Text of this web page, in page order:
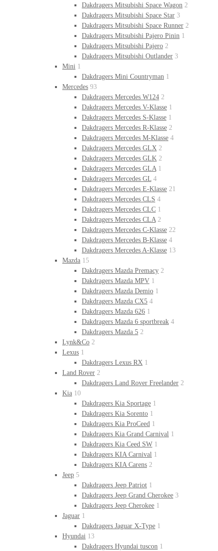
Dakdragers Mitsubishi Space Wagon 2
Dakdragers Mitsubishi Space Star 3
Dakdragers Mitsubishi Space Runner 2
Dakdragers Mitsubishi Pajero Pinin 1
Dakdragers Mitsubishi Pajero 2
Dakdragers Mitsubishi Outlander 3
Mini 1
Dakdragers Mini Countryman 1
Mercedes 93
Dakdragers Mercedes W124 2
Dakdragers Mercedes V-Klasse 1
Dakdragers Mercedes S-Klasse 1
Dakdragers Mercedes R-Klasse 2
Dakdragers Mercedes M-Klasse 4
Dakdragers Mercedes GLX 2
Dakdragers Mercedes GLK 2
Dakdragers Mercedes GLA 1
Dakdragers Mercedes GL 4
Dakdragers Mercedes E-Klasse 21
Dakdragers Mercedes CLS 4
Dakdragers Mercedes CLC 1
Dakdragers Mercedes CLA 2
Dakdragers Mercedes C-Klasse 22
Dakdragers Mercedes B-Klasse 4
Dakdragers Mercedes A-Klasse 13
Mazda 15
Dakdragers Mazda Premacy 2
Dakdragers Mazda MPV 1
Dakdragers Mazda Demio 1
Dakdragers Mazda CX5 4
Dakdragers Mazda 626 1
Dakdragers Mazda 6 sportbreak 4
Dakdragers Mazda 5 2
Lynk&Co 2
Lexus 1
Dakdragers Lexus RX 1
Land Rover 2
Dakdragers Land Rover Freelander 2
Kia 10
Dakdragers Kia Sportage 1
Dakdragers Kia Sorento 1
Dakdragers Kia ProCeed 1
Dakdragers Kia Grand Carnival 1
Dakdragers Kia Ceed SW 1
Dakdragers KIA Carnival 1
Dakdragers KIA Carens 2
Jeep 5
Dakdragers Jeep Patriot 1
Dakdragers Jeep Grand Cherokee 3
Dakdragers Jeep Cherokee 1
Jaguar 1
Dakdragers Jaguar X-Type 1
Hyundai 13
Dakdragers Hyundai tuscon 1